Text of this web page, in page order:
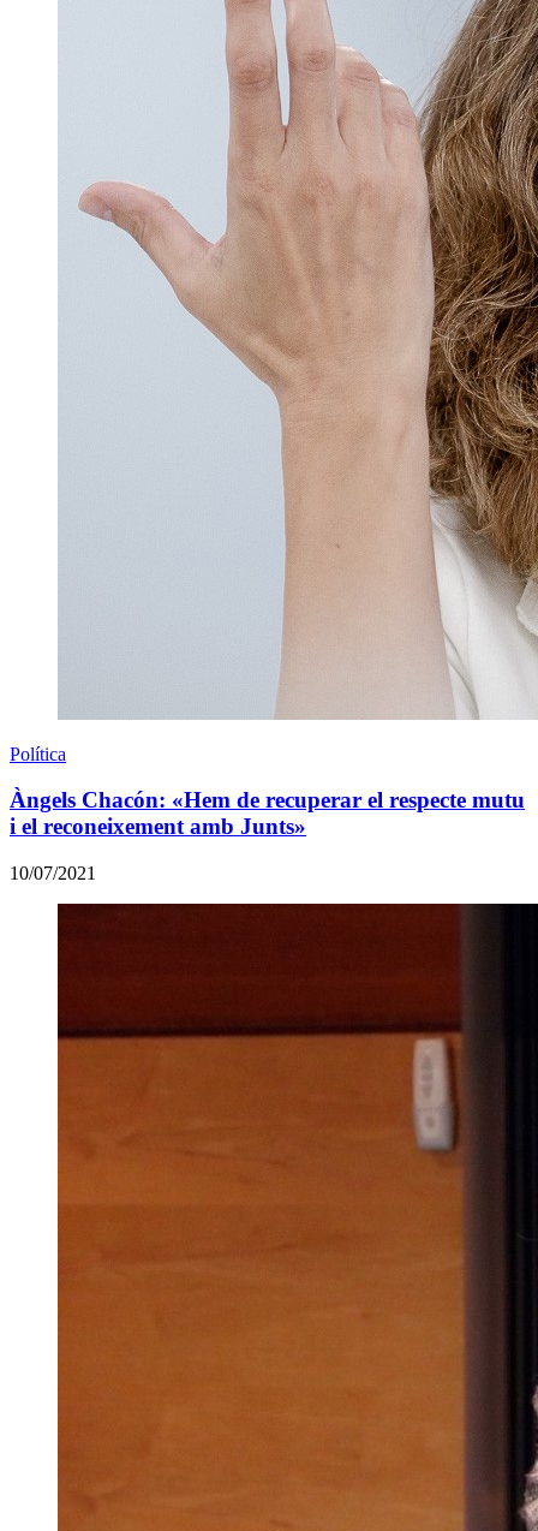
Política
Àngels Chacón: «Hem de recuperar el respecte mutu
i el reconeixement amb Junts»
10/07/2021